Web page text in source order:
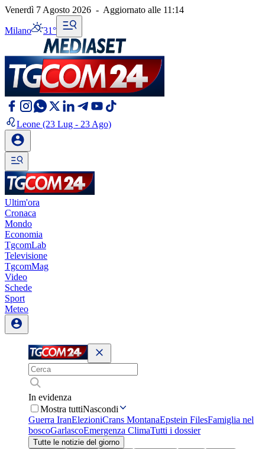
Venerdì 7 Agosto 2026 - Aggiornato alle 11:14
Milano 31°
Leone (23 Lug - 23 Ago)
Ultim'ora
Cronaca
Mondo
Economia
TgcomLab
Televisione
TgcomMag
Video
Schede
Sport
Meteo
In evidenza
Mostra tuttiNascondi
Guerra IranElezioniCrans MontanaEpstein FilesFamiglia nel
boscoGarlascoEmergenza ClimaTutti i dossier
Tutte le notizie del giorno